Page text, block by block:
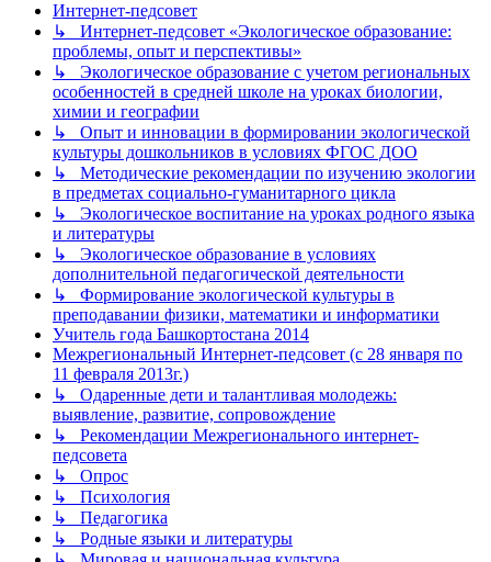
Интернет-педсовет
↳ Интернет-педсовет «Экологическое образование:
проблемы, опыт и перспективы»
↳ Экологическое образование с учетом региональных
особенностей в средней школе на уроках биологии,
химии и географии
↳ Опыт и инновации в формировании экологической
культуры дошкольников в условиях ФГОС ДОО
↳ Методические рекомендации по изучению экологии
в предметах социально-гуманитарного цикла
↳ Экологическое воспитание на уроках родного языка
и литературы
↳ Экологическое образование в условиях
дополнительной педагогической деятельности
↳ Формирование экологической культуры в
преподавании физики, математики и информатики
Учитель года Башкортостана 2014
Межрегиональный Интернет-педсовет (с 28 января по
11 февраля 2013г.)
↳ Одаренные дети и талантливая молодежь:
выявление, развитие, сопровождение
↳ Рекомендации Межрегионального интернет-
педсовета
↳ Опрос
↳ Психология
↳ Педагогика
↳ Родные языки и литературы